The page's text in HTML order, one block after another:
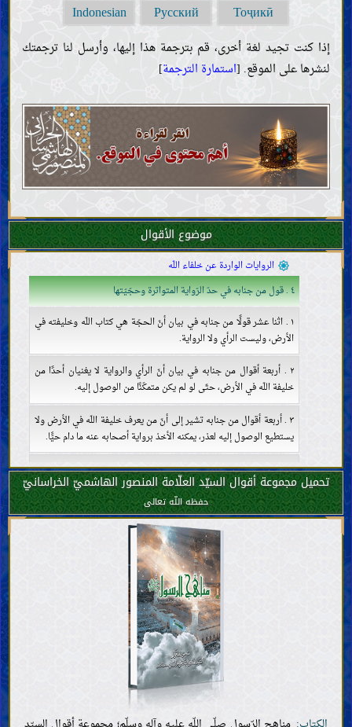
Тоҷикӣ
Русский
Indonesian
إذا كنت تجيد لغة أخرى، قم بترجمة هذا إليها، وأرسل لنا ترجمتك
لنشرها على الموقع. [استمارة الترجمة]
موضوع الأقوال
المقدّمات
العقل
معنى العلم ووجوب اكتسابه
موانع العلم وذمّ أهلها
صفات العلماء وواجباتهم
الحجّة
كتاب اللّه
تفسير بعض آيات القرآن
خليفة اللّه
ضرورة خليفة اللّه وصفاته
الروايات الواردة عن خلفاء اللّه
٤ . قول من جنابه في حدّ الرّواية المتواترة وحجّيّتها
١ . اثنا عشر قولًا من جنابه في بيان أنّ الحجّة هي كتاب اللّه وخليفته في
الأرض، وليست الرأي ولا الرواية.
٢ . أربعة أقوال من جنابه في بيان أنّ الرأي والرواية لا يغنيان أحدًا من
خليفة اللّه في الأرض، حتّى لو لم يكن متمكّنًا من الوصول إليه.
٣ . أربعة أقوال من جنابه تشير إلى أنّ من يعرف خليفة اللّه في الأرض ولا
يستطيع الوصول إليه لعذر، يمكنه الأخذ برواية أصحابه عنه ما دام حيًّا.
٥ . أربعة أقوال من جنابه في خير حديث رواه المحدّثون.
٦ . قولان من جنابه في بيان أنّ أحسن الحديث كتاب اللّه وكلّ حديث
يخالف كتاب اللّه فهو زخرف.
٧ . ثمانية أقوال من جنابه في بيان حجّيّة سنّة النّبيّ، وذمّ الذين لا
يعتبرون غير القرآن حجّة.
معرفة اللّه؛ وجوده وصفاته وأفعاله
صفات الأنبياء وسيرتهم
صفات النبيّ الخاتم وسيرته
خصائص النبيّ الخاتم
أصحاب النبيّ الخاتم وأزواجه
صفات أهل بيت النبيّ الخاتم وسيرتهم
تحميل مجموعة أقوال السيّد العلّامة المنصور الهاشميّ الخراسانيّ
حفظه اللّه تعالى